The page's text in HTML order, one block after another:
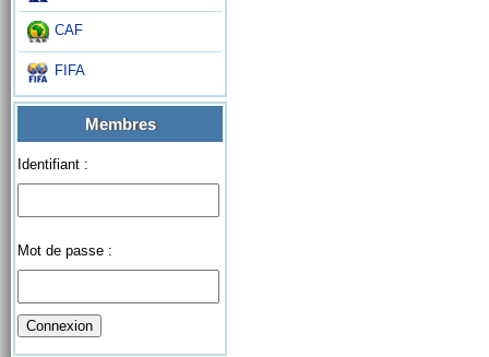
CAF
FIFA
Membres
Identifiant :
Mot de passe :